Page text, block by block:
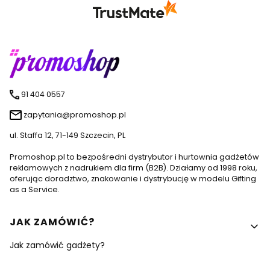
91 404 0557
zapytania@promoshop.pl
ul. Staffa 12, 71-149 Szczecin, PL
Promoshop.pl to bezpośredni dystrybutor i hurtownia gadżetów
reklamowych z nadrukiem dla firm (B2B). Działamy od 1998 roku,
oferując doradztwo, znakowanie i dystrybucję w modelu Gifting
as a Service.
Linki w stopce
JAK ZAMÓWIĆ?
Jak zamówić gadżety?